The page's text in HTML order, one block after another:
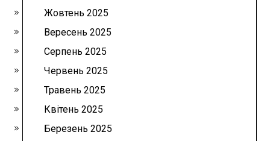
Жовтень 2025
Вересень 2025
Серпень 2025
Червень 2025
Травень 2025
Квітень 2025
Березень 2025